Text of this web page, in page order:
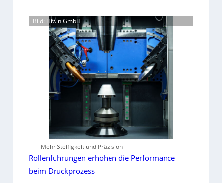
Bild: Hiwin GmbH
Mehr Steifigkeit und Präzision
Rollenführungen erhöhen die Performance
beim Drückprozess